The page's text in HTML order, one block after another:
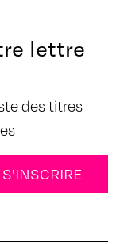
lettre
des titres